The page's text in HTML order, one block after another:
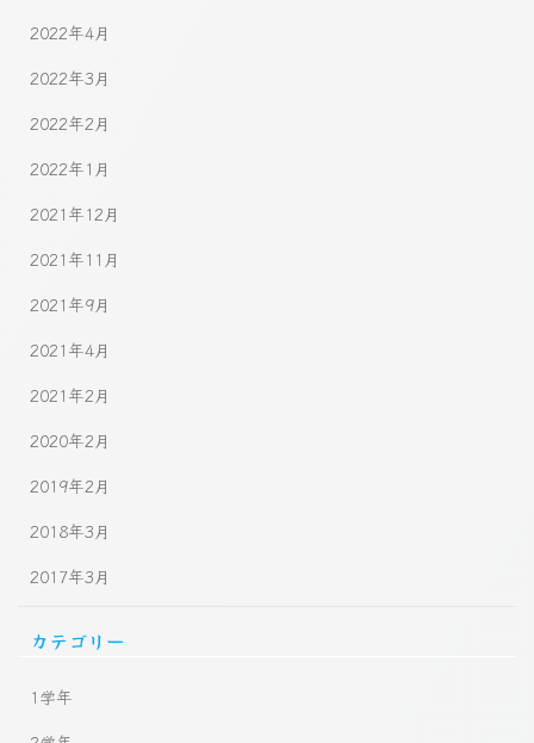
2022年4月
2022年3月
2022年2月
2022年1月
2021年12月
2021年11月
2021年9月
2021年4月
2021年2月
2020年2月
2019年2月
2018年3月
2017年3月
カテゴリー
1学年